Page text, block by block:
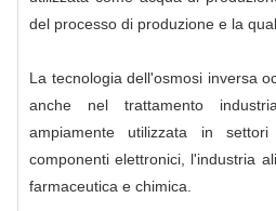
del processo di produzione e la
La tecnologia dell'osmosi inversa
anche nel trattamento
ampiamente utilizzata in
componenti elettronici, l'industria
farmaceutica e chimica.